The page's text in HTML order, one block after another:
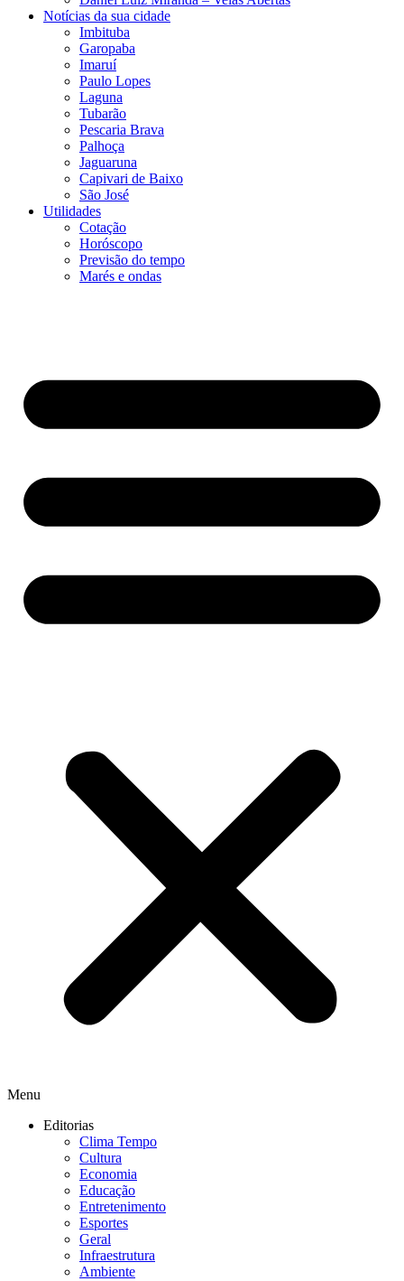
Notícias da sua cidade
Imbituba
Garopaba
Imaruí
Paulo Lopes
Laguna
Tubarão
Pescaria Brava
Palhoça
Jaguaruna
Capivari de Baixo
São José
Utilidades
Cotação
Horóscopo
Previsão do tempo
Marés e ondas
Menu
Editorias
Clima Tempo
Cultura
Economia
Educação
Entretenimento
Esportes
Geral
Infraestrutura
Ambiente